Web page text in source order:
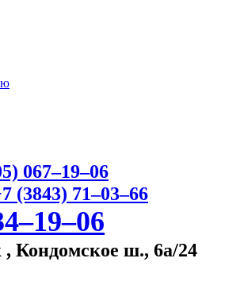
067‒19‒06
(3843) 71‒03‒66
, Кондомское ш., 6а/24